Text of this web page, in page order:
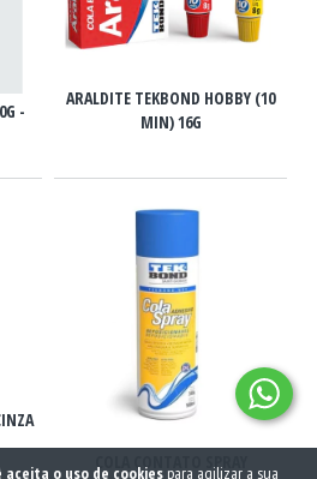
aceita o uso de cookiespara agilizar a sua
-
ARALDITE TEKBOND HOBBY (10
MIN) 16G
COLA CONTATO SPRAY